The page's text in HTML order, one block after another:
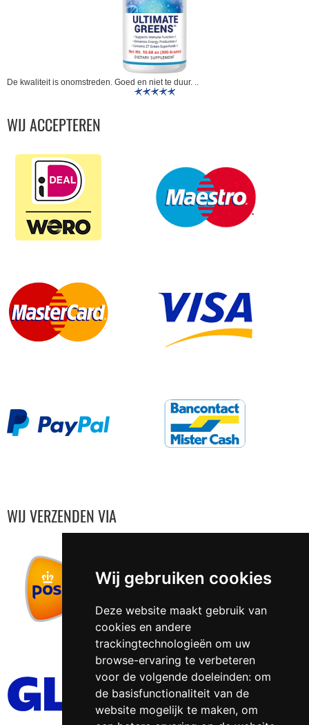
Wij gebruiken cookies
Deze website maakt gebruik van
cookies en andere
trackingtechnologieën om uw
browse-ervaring te verbeteren
voor de volgende doeleinden: om
de basisfunctionaliteit van de
website mogelijk te maken, om
De kwaliteit is onomstreden. Goed en niet te duur. ..
WIJ ACCEPTEREN
WIJ VERZENDEN VIA